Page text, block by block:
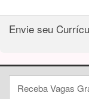
Envie seu
Receba Vagas